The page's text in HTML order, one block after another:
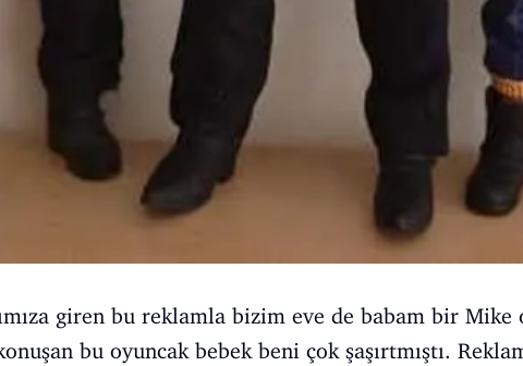
giren bu reklamla bizim eve de babam bir Mike
bu oyuncak bebek beni çok şaşırtmıştı.